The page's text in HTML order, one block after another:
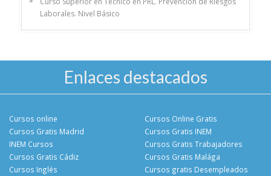
Laborales. Nivel Básico
Enlaces destacados
Cursos online
Cursos Gratis Madrid
INEM Cursos
Cursos Gratis Cádiz
Cursos Online Gratis
Cursos Gratis INEM
Cursos Gratis Trabajadores
Cursos Gratis Malága
Cursos Inglés
Cursos gratis Desempleados